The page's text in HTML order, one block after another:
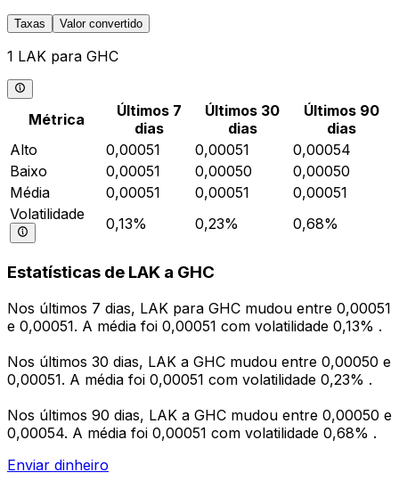
Taxas Valor convertido
1 LAK para GHC
Métrica
Últimos 7
dias
Últimos 30
dias
Últimos 90
dias
Alto
0,00051 0,00051
0,00054
Baixo
0,00051 0,00050
0,00050
Média
0,00051 0,00051
0,00051
Volatilidade
0,13% 0,23% 0,68%
Estatísticas de LAK a GHC
Nos últimos 7 dias, LAK para GHC mudou entre 0,00051
e 0,00051. A média foi 0,00051 com volatilidade 0,13% .
Nos últimos 30 dias, LAK a GHC mudou entre 0,00050 e
0,00051. A média foi 0,00051 com volatilidade 0,23% .
Nos últimos 90 dias, LAK a GHC mudou entre 0,00050 e
0,00054. A média foi 0,00051 com volatilidade 0,68% .
Enviar dinheiro